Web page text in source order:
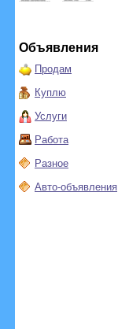
Объявления
Продам
Куплю
Услуги
Работа
Разное
Авто-объявления